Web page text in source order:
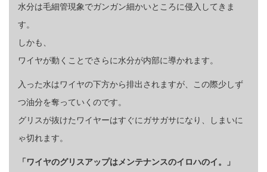
水分は毛細管現象でガンガン細かいところに侵入してきま
す。
しかも、
ワイヤが動くことでさらに水分が内部に導かれます。
入った水はワイヤの下方から排出されますが、この際少しず
つ油分を奪っていくのです。
グリスが抜けたワイヤーはすぐにガサガサになり、しまいに
ゃ切れます。
「ワイヤのグリスアップはメンテナンスのイロハのイ。」